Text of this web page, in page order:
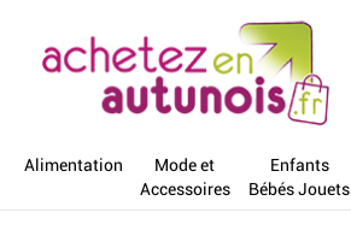
Alimentation
Mode et
Accessoires
Enfants
Bébés Jouets